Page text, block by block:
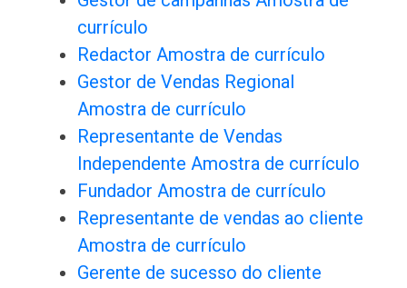
currículo
Redactor Amostra de currículo
Gestor de Vendas Regional
Amostra de currículo
Representante de Vendas
Independente Amostra de currículo
Fundador Amostra de currículo
Representante de vendas ao cliente
Amostra de currículo
Gerente de sucesso do cliente